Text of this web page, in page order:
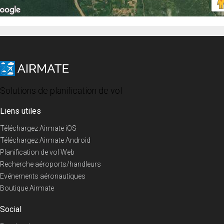
Solutions de planification de vol
Liens utiles
Téléchargez Airmate iOS
Téléchargez Airmate Android
Planification de vol Web
Recherche aéroports/handleurs
Evénements aéronautiques
Boutique Airmate
Social